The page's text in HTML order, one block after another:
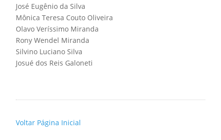
José Eugênio da Silva
Mônica Teresa Couto Oliveira
Olavo Veríssimo Miranda
Rony Wendel Miranda
Silvino Luciano Silva
Josué dos Reis Galoneti
Voltar Página Inicial